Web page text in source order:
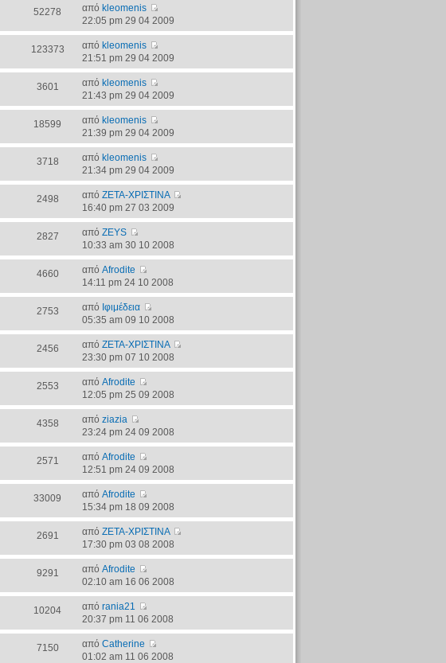
52278 από kleomenis
22:05 pm 29 04 2009
123373 από kleomenis
21:51 pm 29 04 2009
3601 από kleomenis
21:43 pm 29 04 2009
18599 από kleomenis
21:39 pm 29 04 2009
3718 από kleomenis
21:34 pm 29 04 2009
2498 απόΖΕΤΑ-ΧΡΙΣΤΙΝΑ
16:40 pm 27 03 2009
2827 απόZEYS
10:33 am 30 10 2008
4660 απόAfrodite
14:11 pm 24 10 2008
2753 από Ιφιμέδεια
05:35 am 09 10 2008
2456 απόΖΕΤΑ-ΧΡΙΣΤΙΝΑ
23:30 pm 07 10 2008
2553 απόAfrodite
12:05 pm 25 09 2008
4358 απόziazia
23:24 pm 24 09 2008
2571 απόAfrodite
12:51 pm 24 09 2008
33009 απόAfrodite
15:34 pm 18 09 2008
2691 απόΖΕΤΑ-ΧΡΙΣΤΙΝΑ
17:30 pm 03 08 2008
9291 απόAfrodite
02:10 am 16 06 2008
10204 απόrania21
20:37 pm 11 06 2008
7150 απόCatherine
01:02 am 11 06 2008